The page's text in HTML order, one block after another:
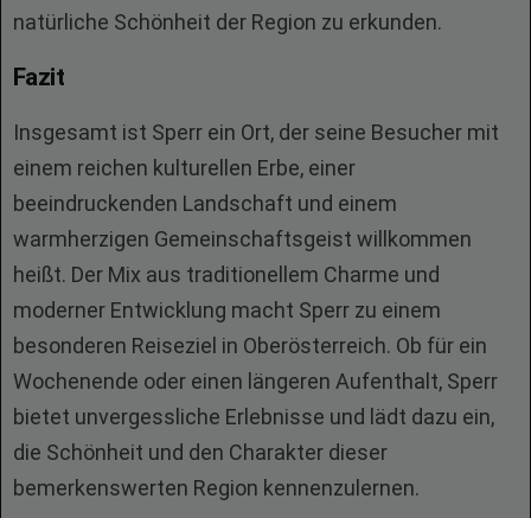
natürliche Schönheit der Region zu erkunden.
Fazit
Insgesamt ist Sperr ein Ort, der seine Besucher mit
einem reichen kulturellen Erbe, einer
beeindruckenden Landschaft und einem
warmherzigen Gemeinschaftsgeist willkommen
heißt. Der Mix aus traditionellem Charme und
moderner Entwicklung macht Sperr zu einem
besonderen Reiseziel in Oberösterreich. Ob für ein
Wochenende oder einen längeren Aufenthalt, Sperr
bietet unvergessliche Erlebnisse und lädt dazu ein,
die Schönheit und den Charakter dieser
bemerkenswerten Region kennenzulernen.